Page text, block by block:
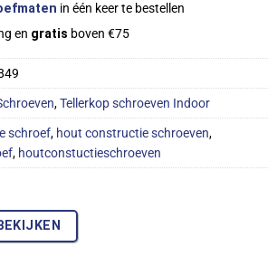
in één keer te bestellen
en gratis boven €75
,Tellerkop schroeven Indoor
schroef, hout constructie schroeven,
, houtconstuctieschroeven